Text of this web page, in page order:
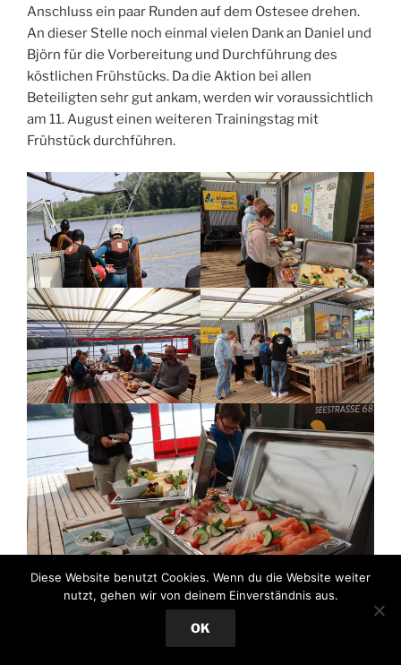
Anschluss ein paar Runden auf dem Ostesee drehen.
An dieser Stelle noch einmal vielen Dank an Daniel und
Björn für die Vorbereitung und Durchführung des
köstlichen Frühstücks. Da die Aktion bei allen
Beteiligten sehr gut ankam, werden wir voraussichtlich
am 11. August einen weiteren Trainingstag mit
Frühstück durchführen.
Diese Website benutzt Cookies. Wenn du die Website weiter
nutzt, gehen wir von deinem Einverständnis aus.
OK